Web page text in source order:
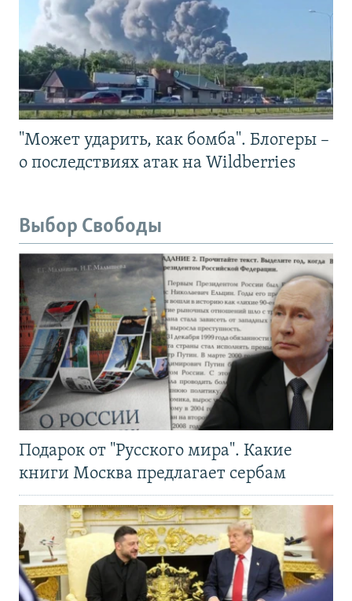
"Может ударить, как бомба". Блогеры –
о последствиях атак на Wildberries
Выбор Свободы
Подарок от "Русского мира". Какие
книги Москва предлагает сербам